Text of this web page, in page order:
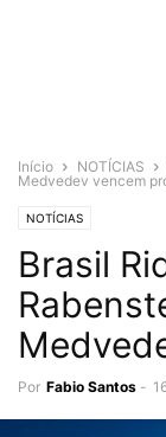
Início NOTÍCIAS
Medvedev vencem
NOTÍCIAS
Brasil
Por Fabio Santos -